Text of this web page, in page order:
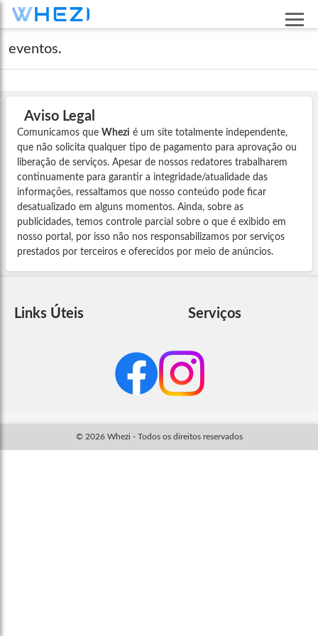
eventos.
Aviso Legal
Comunicamos que Whezi é um site totalmente independente,
que não solicita qualquer tipo de pagamento para aprovação ou
liberação de serviços. Apesar de nossos redatores trabalharem
continuamente para garantir a integridade/atualidade das
informações, ressaltamos que nosso conteúdo pode ficar
desatualizado em alguns momentos. Ainda, sobre as
publicidades, temos controle parcial sobre o que é exibido em
nosso portal, por isso não nos responsabilizamos por serviços
prestados por terceiros e oferecidos por meio de anúncios.
Links Úteis Serviços
© 2026 Whezi - Todos os direitos reservados